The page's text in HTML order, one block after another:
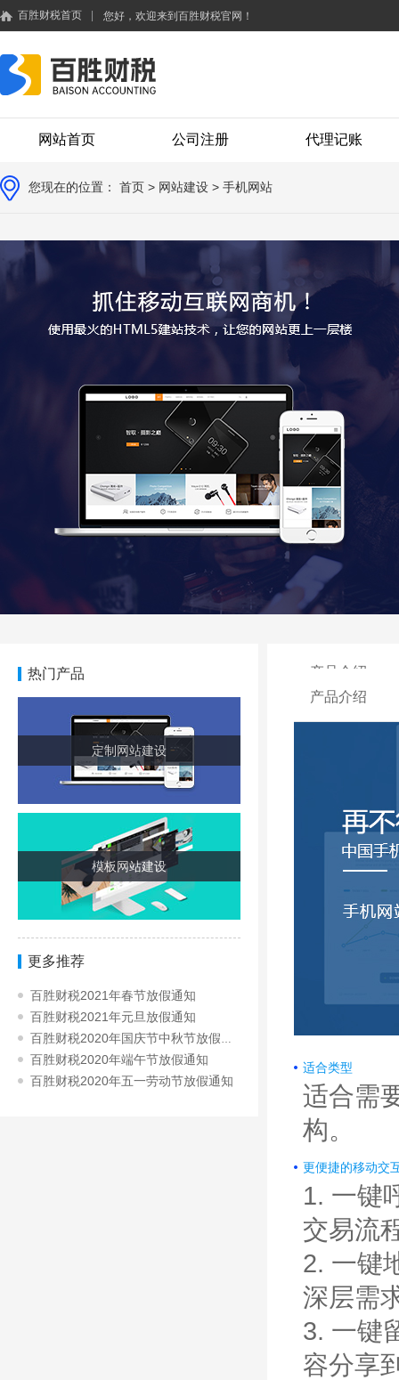
百胜财税首页 您好，欢迎来到百胜财税官网！
网站首页 公司注册 代理记账
产品介绍
您现在的位置： 首页 > 网站建设 > 手机网站
热门产品
定制网站建设
模板网站建设
更多推荐
百胜财税2021年春节放假通知
百胜财税2021年元旦放假通知
百胜财税2020年国庆节中秋节放假通知
百胜财税2020年端午节放假通知
百胜财税2020年五一劳动节放假通知
产品介绍
适合类型
适合需
构。
更便捷的移动交
1. 一键
交易流
2. 一键
深层需
3. 一键
容分享